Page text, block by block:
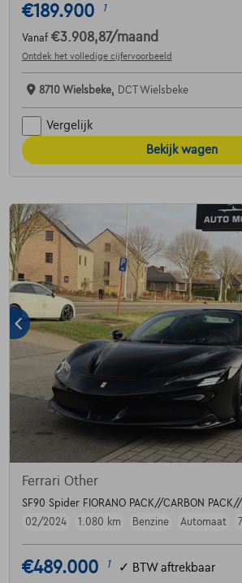
€189.900 1
Vanaf €3.908,87/maand
Ontdek het volledige cijfervoorbeeld
8710 Wielsbeke, DCT Wielsbeke
Vergelijk
Bekijk wagen
Ferrari Other
SF90 Spider FIORANO PACK//CARBON
02/2024
1.080 km Benzine Automaat
€489.000 1 ✓ BTW aftrekbaar